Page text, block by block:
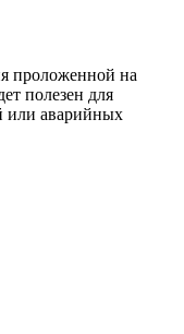
проложенной на
полезен для
или аварийных